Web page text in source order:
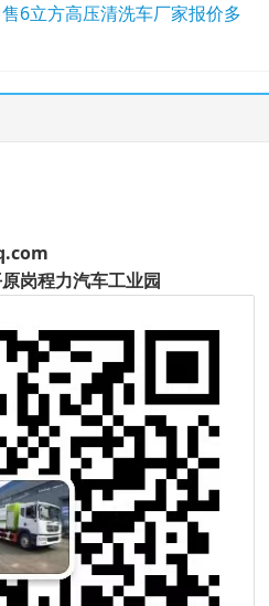
6立方高压清洗车厂家报价多
岗程力汽车工业园